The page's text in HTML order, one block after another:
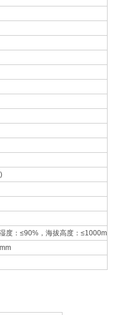
度：≤90%，海拔高度：≤1000m